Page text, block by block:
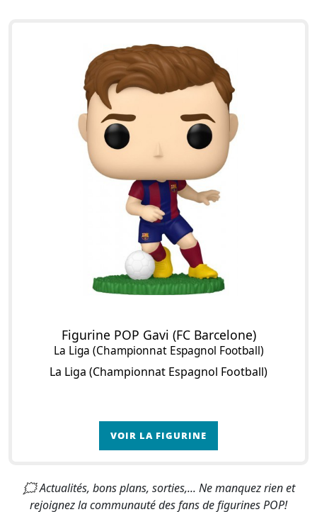
Figurine POP Gavi (FC Barcelone)
La Liga (Championnat Espagnol Football)
La Liga (Championnat Espagnol Football)
VOIR LA FIGURINE
🗯 Actualités, bons plans, sorties,... Ne manquez rien et
rejoignez la communauté des fans de figurines POP!